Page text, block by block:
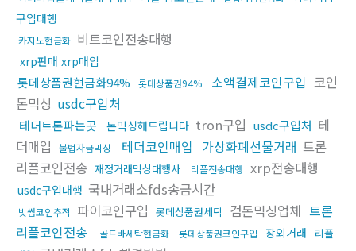
구입대행
카지노현금화 비트코인전송대행
xrp판매 xrp매입
롯데상품권현금화94% 롯데상품권94% 소액결제코인구입 코인
돈믹싱 usdc구입처
테더트론파는곳 돈믹싱해드립니다 tron구입 usdc구입처 테
더매입
불법자금믹싱 테더코인매입 가상화폐선물거래 트론
리플코인전송 재정거래믹싱대행사 리플전송대행 xrp전송대행
usdc구입대행 국내거래소fds송금시간
빗썸코인추적 파이코인구입 롯데상품권세탁 검돈믹싱업체 트론
리플코인전송
골드바세탁현금화 롯데상품권코인구입 장외거래
리플